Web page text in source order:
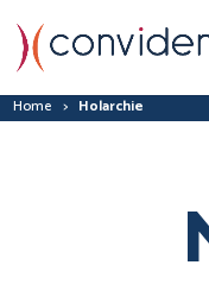
Home > Holarchie